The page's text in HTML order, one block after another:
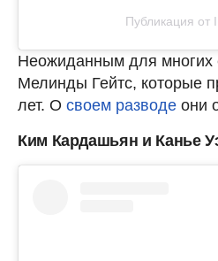
Публикация от
Неожиданным для многих
Мелинды Гейтс, которые
лет. О своем разводе они
Ким Кардашьян и Канье